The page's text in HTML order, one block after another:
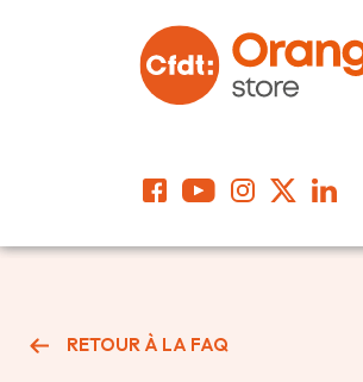
RETOUR À LA FAQ